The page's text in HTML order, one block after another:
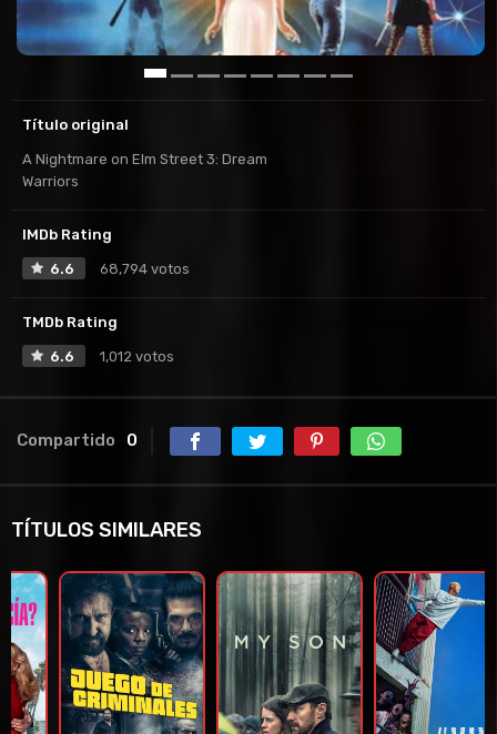
Título original
A Nightmare on Elm Street 3: Dream
Warriors
IMDb Rating
6.6 68,794 votos
TMDb Rating
6.6 1,012 votos
Compartido 0
TÍTULOS SIMILARES